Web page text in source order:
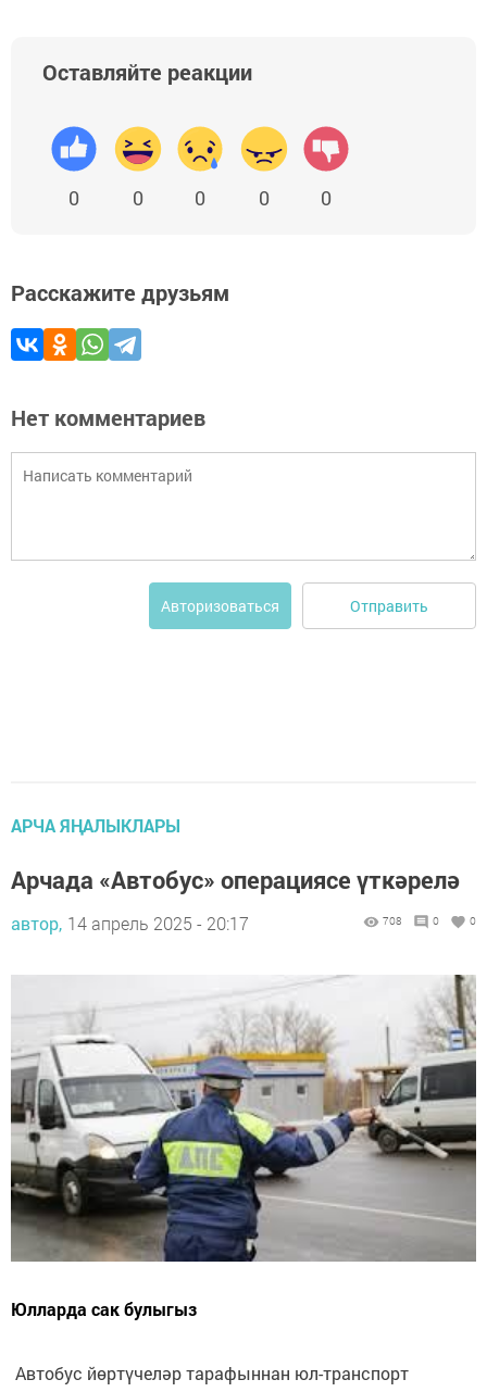
Оставляйте реакции
0 0 0 0 0
Расскажите друзьям
Нет комментариев
Авторизоваться Отправить
АРЧА ЯҢАЛЫКЛАРЫ
Арчада «Автобус» операциясе үткәрелә
автор, 14 апрель 2025 - 20:17 708 0 0
Юлларда сак булыгыз
Автобус йөртүчеләр тарафыннан юл-транспорт